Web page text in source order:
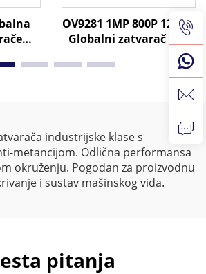
Mini
OV9281 1MP 800P 120fps
Globalni zatvarač usb
kamera Modul bez
upravljačkog sustava
USB kamera za vizualni
industrijske klase s
metancijom. Odlična performansa
okruženju. Pogodan za proizvodnu
i sustav mašinskog vida.
pitanja